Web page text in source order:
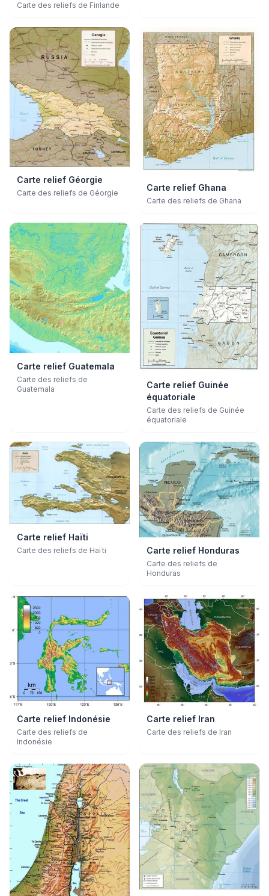
Carte des reliefs de Finlande
Carte relief Géorgie
Carte des reliefs de Géorgie
Carte relief Ghana
Carte des reliefs de Ghana
Carte relief Guatemala
Carte des reliefs de
Guatemala
Carte relief Guinée
équatoriale
Carte des reliefs de Guinée
équatoriale
Carte relief Haïti
Carte des reliefs de Haïti Carte relief Honduras
Carte des reliefs de
Honduras
Carte relief Indonésie
Carte des reliefs de
Indonésie
Carte relief Iran
Carte des reliefs de Iran